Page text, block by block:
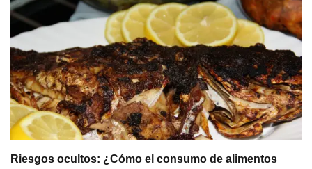
Riesgos ocultos: ¿Cómo el consumo de alimentos